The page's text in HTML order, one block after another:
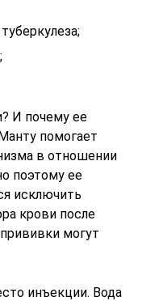
И почему ее
помогает
в отношении
поэтому ее
исключить
крови после
могут
инъекции. Вода